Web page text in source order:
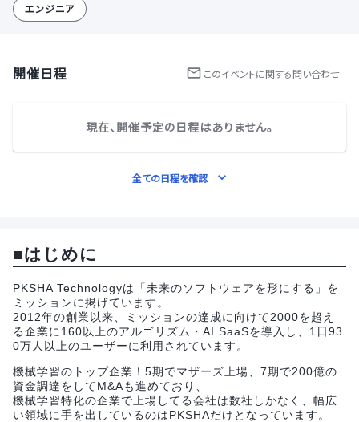
エンジニア
開催日程 このイベントに関する問い合わせ
現在、開催予定の日程はありません。
全ての日程を確認
■はじめに
PKSHA Technologyは「未来のソフトウェアを形にする」を
ミッションに掲げています。
2012年の創業以来、ミッションの達成に向けて2000を超え
る企業に160以上のアルゴリズム・AI SaaSを導入し、1日93
0万人以上のユーザーに利用されています。
機械学習のトップ企業！5期でマザーズ上場、7期で200億の
資金調達をしてM&Aも進めており、
機械学習特化の企業で上場してる会社は数社しかなく、幅広
い領域に手を出しているのはPKSHAだけとなっています。